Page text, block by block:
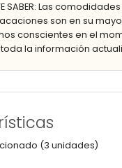
al aire libre
más cercana: Mar
Puerto de El
más cercano:
SABER: Las
son en su
conscientes en el
la información
(3 unidades)